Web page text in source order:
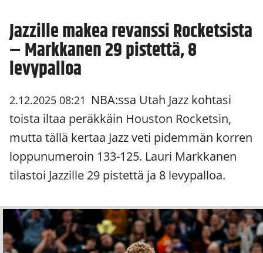
Jazzille makea revanssi Rocketsista
– Markkanen 29 pistettä, 8
levypalloa
2.12.2025 08:21 NBA:ssa Utah Jazz kohtasi
toista iltaa peräkkäin Houston Rocketsin,
mutta tällä kertaa Jazz veti pidemmän korren
loppunumeroin 133-125. Lauri Markkanen
tilastoi Jazzille 29 pistettä ja 8 levypalloa.